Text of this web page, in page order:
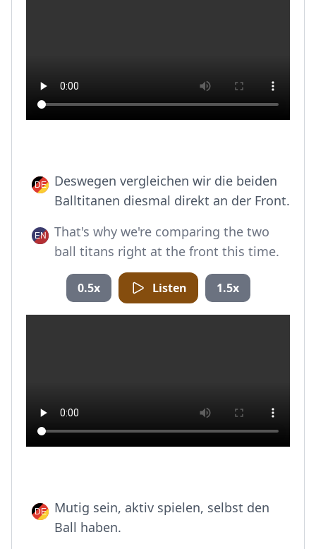
Deswegen vergleichen wir die beiden
Balltitanen diesmal direkt an der Front.
That's why we're comparing the two
ball titans right at the front this time.
0.5x Listen 1.5x
Mutig sein, aktiv spielen, selbst den
Ball haben.